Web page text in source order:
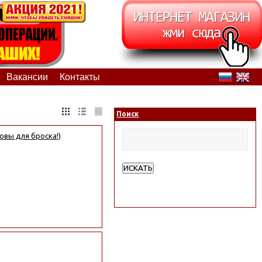
Вакансии Контакты
для броска!)
Поиск
ИСКАТЬ